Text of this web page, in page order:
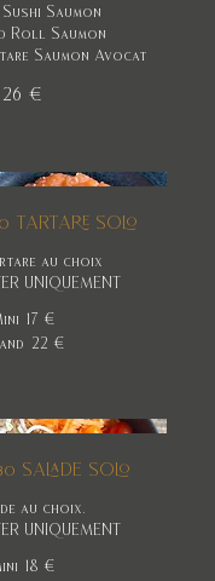
Saumon
Roll Saumon
Saumon Avocat
26 €
TARTARE SOLO
au choix
UNIQUEMENT
17 €
22 €
SALADE SOLO
au choix.
UNIQUEMENT
18 €